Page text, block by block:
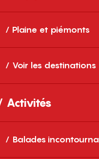
Plaine et piémonts
Voir les destinations
Activités
Balades
14
nous